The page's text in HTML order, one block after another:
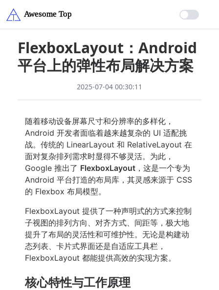
FlexboxLayout：Android
平台上的弹性布局解决方案
2025-07-04 00:30:11
随着移动设备屏幕尺寸和分辨率的多样化，
Android 开发者面临着越来越复杂的 UI 适配挑
战。传统的 LinearLayout 和 RelativeLayout 在
面对复杂排列需求时显得不够灵活。为此，
Google 推出了 FlexboxLayout ，这是一个专为
Android 平台打造的布局库，其灵感来源于 CSS
的 Flexbox 布局模型。
FlexboxLayout 提供了一种声明式的方式来控制
子视图的排列方向、对齐方式、间距等，极大地
提升了布局的灵活性和可维护性。无论是构建动
态列表、卡片式界面还是自适应工具栏，
FlexboxLayout 都能提供高效的实现方案。
核心特性与工作原理